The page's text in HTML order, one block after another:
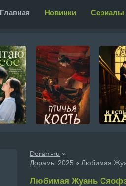
Главная Новинки Сериалы
Doram-ru »
Дорамы 2025 » Любимая
Любимая Жуань